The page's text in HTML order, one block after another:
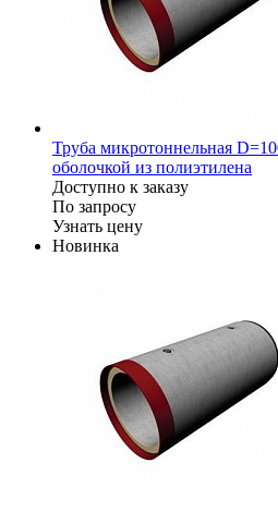
Труба микротоннельная
оболочкой из полиэтилена
Доступно к заказу
По запросу
Узнать цену
Новинка